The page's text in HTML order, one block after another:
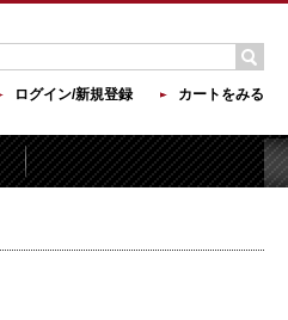
ログイン/新規登録 カートをみる